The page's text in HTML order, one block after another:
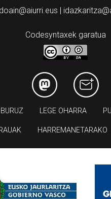
|
Codesyntaxek garatua
LEGE OHARRA
HARREMANETARAKO